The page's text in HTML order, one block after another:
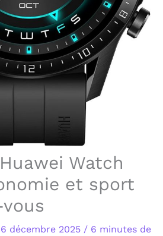
Watch
et sport
décembre 2025 / 6 minutes de